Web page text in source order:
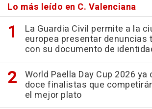
Lo más leído en C. Valenciana
La Guardia Civil permite a la
europea presentar denuncias
con su documento de
World Paella Day Cup 2026
doce finalistas que
el mejor plato